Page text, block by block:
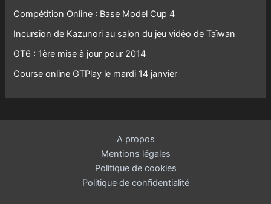
Compétition Online : Base Model Cup 4
Incursion de Kazunori au salon du jeu vidéo de Taïwan
GT6 : 1ère mise à jour pour 2014
Course online GTPlay le mardi 14 janvier
A propos
Mentions légales
Politique de cookies
Politique de confidentialité